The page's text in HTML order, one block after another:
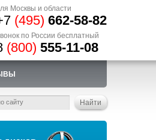
Москвы и области
(495) 662-58-82
по России бесплатный
(800) 555-11-08